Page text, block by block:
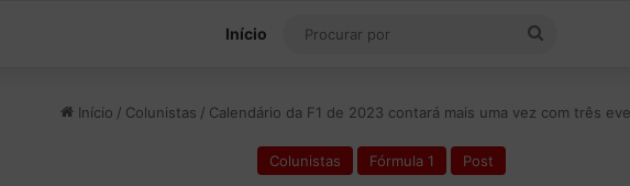
Início
Início / Colunistas / Calendário da F1 de 2023 contará mais uma vez com três
Colunistas Fórmula 1 Post